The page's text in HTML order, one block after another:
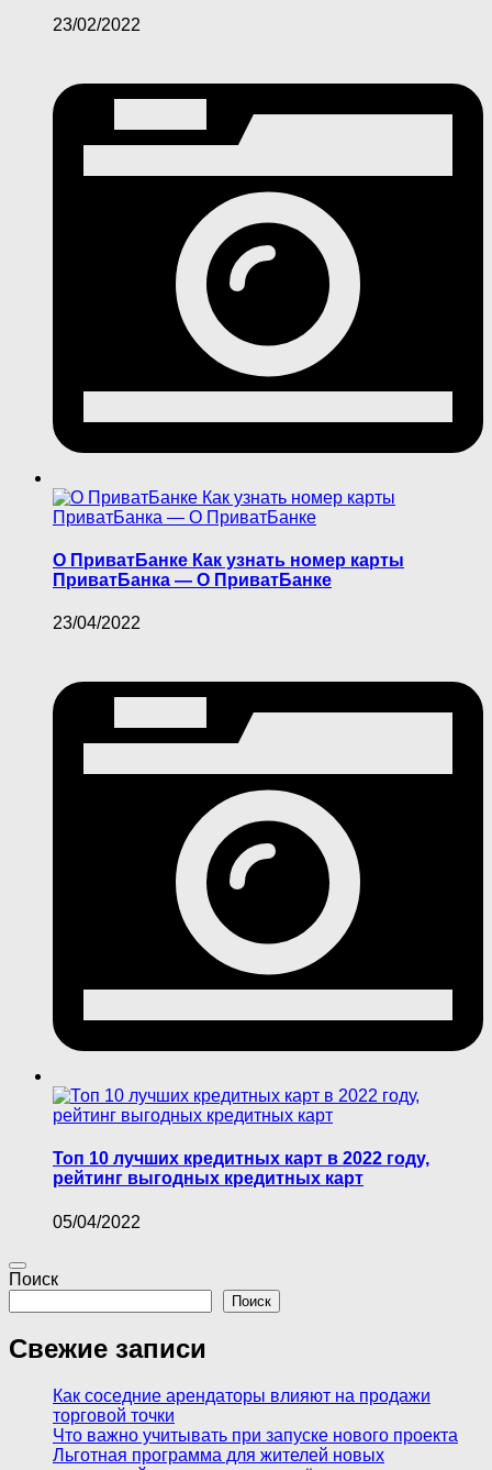
23/02/2022
О ПриватБанке Как узнать номер карты
ПриватБанка — О ПриватБанке
23/04/2022
Топ 10 лучших кредитных карт в 2022 году,
рейтинг выгодных кредитных карт
05/04/2022
Поиск
Поиск
Свежие записи
Как соседние арендаторы влияют на продажи
торговой точки
Что важно учитывать при запуске нового проекта
Льготная программа для жителей новых